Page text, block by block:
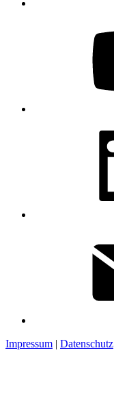
Impressum | Datenschutz